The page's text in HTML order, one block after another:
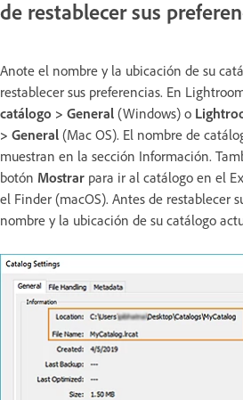
de restablecer sus
Anote el nombre y la ubicación de su
restablecer sus preferencias. En
catálogo > General (Windows) o
> General (Mac OS). El nombre de
muestran en la sección Información.
botón Mostrar para ir al catálogo en el
el Finder (macOS). Antes de restablecer
nombre y la ubicación de su catálogo